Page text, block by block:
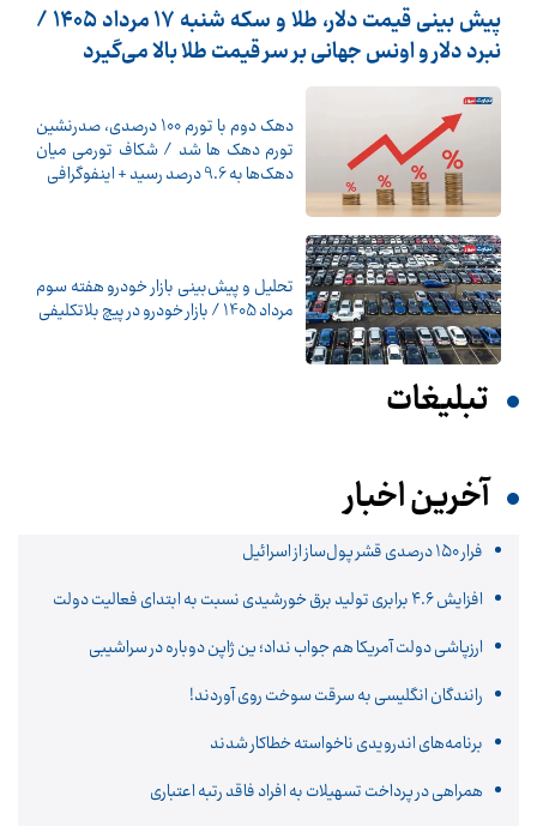
پیش ‌بینی قیمت دلار، طلا و سکه شنبه ۱۷ مرداد ۱۴۰۵ /
نبرد دلار و اونس جهانی بر سر قیمت طلا بالا می‌گیرد
دهک دوم با تورم 100 درصدی، صدرنشین
تورم دهک ها شد / شکاف تورمی میان
دهک‌ها به 9.6 درصد رسید + اینفوگرافی
تحلیل و پیش‌بینی بازار خودرو هفته سوم
مرداد 1405 / بازار خودرو در پیچ بلاتکلیفی
تبلیغات
آخرین اخبار
فرار ۱۵۰ درصدی قشر پول‌ساز از اسرائیل
افزایش ۴.۶ برابری تولید برق خورشیدی نسبت به ابتدای فعالیت دولت
ارزپاشی دولت آمریکا هم جواب نداد؛ ین ژاپن دوباره در سراشیبی
رانندگان انگلیسی به سرقت سوخت روی آوردند!
برنامه‌های اندرویدی ناخواسته خطاکار شدند
همراهی در پرداخت تسهیلات به افراد فاقد رتبه اعتباری